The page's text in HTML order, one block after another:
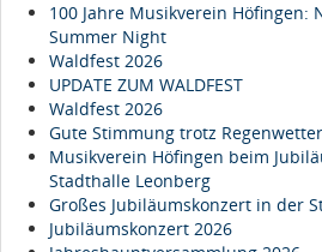
100 Jahre Musikverein Höfingen:
Summer Night
Waldfest 2026
UPDATE ZUM WALDFEST
Waldfest 2026
Gute Stimmung trotz
Musikverein Höfingen beim
Stadthalle Leonberg
Großes Jubiläumskonzert in der
Jubiläumskonzert 2026